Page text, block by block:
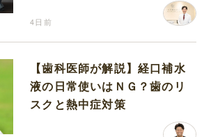
4日前
【歯科医師が解説】経口補水
液の日常使いはＮＧ？歯のリ
スクと熱中症対策